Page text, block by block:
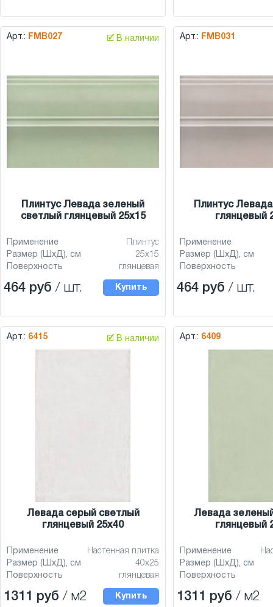
Арт.: FMB027 🗹 В наличии
Плинтус Левада зеленый
светлый глянцевый 25x15
Применение
Плинтус
Размер (ШхД), см
25x15
Поверхность
глянцевая
464 руб / шт. Купить
Арт.: FMB031
Плинтус
глянцевый
Применение
Размер (ШхД), см
Поверхность
464 руб / шт.
Арт.: 6415 🗹 В наличии
Левада серый светлый
глянцевый 25x40
Применение
Настенная плитка
Размер (ШхД), см
40x25
Поверхность
глянцевая
1311 руб / м2 Купить
Арт.: 6409
Левада
глянцевый
Применение
Размер (ШхД), см
Поверхность
1311 руб / м2